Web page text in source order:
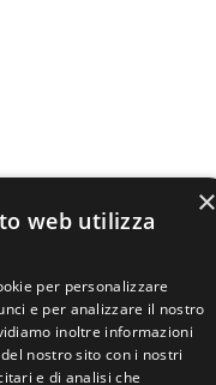
×
web utilizza
per personalizzare
e per analizzare il nostro
inoltre informazioni
nostro sito con i nostri
e di analisi che